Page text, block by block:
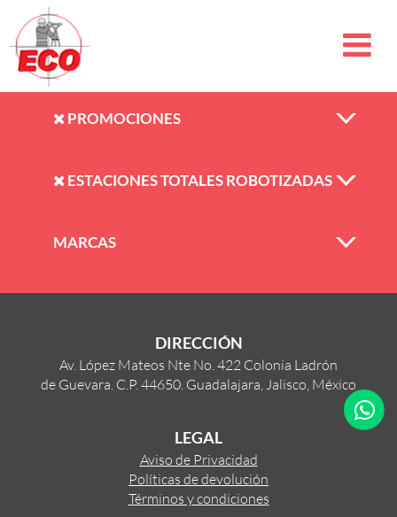
PROMOCIONES
ESTACIONES TOTALES ROBOTIZADAS
MARCAS
DIRECCIÓN
Av. López Mateos Nte No. 422 Colonia Ladrón
de Guevara. C.P. 44650. Guadalajara, Jalisco, México
LEGAL
Aviso de Privacidad
Políticas de devolución
Términos y condiciones